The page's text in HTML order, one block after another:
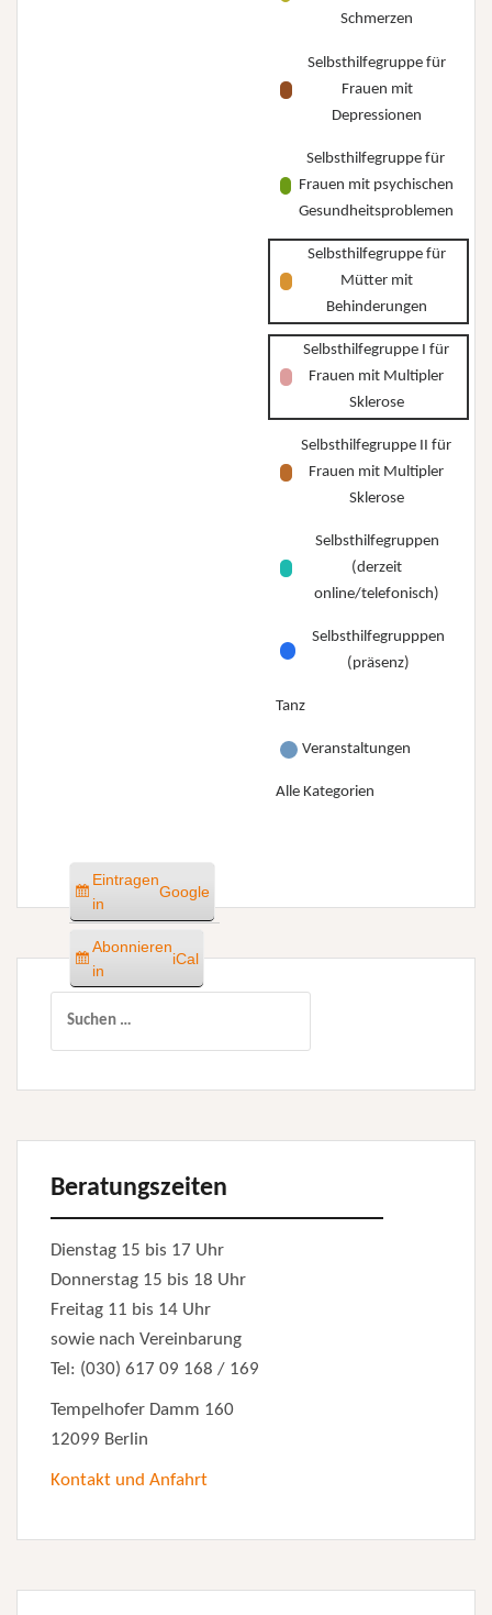
Schmerzen
Selbsthilfegruppe für
Frauen mit
Depressionen
Selbsthilfegruppe für
Frauen mit psychischen
Gesundheitsproblemen
Selbsthilfegruppe für
Mütter mit
Behinderungen
Selbsthilfegruppe I für
Frauen mit Multipler
Sklerose
Selbsthilfegruppe II für
Frauen mit Multipler
Sklerose
Selbsthilfegruppen
(derzeit
online/telefonisch)
Selbsthilfegrupppen
(präsenz)
Tanz
Veranstaltungen
Alle Kategorien
Eintragen
in
Google
Abonnieren
in
iCal
Beratungszeiten
Dienstag 15 bis 17 Uhr
Donnerstag 15 bis 18 Uhr
Freitag 11 bis 14 Uhr
sowie nach Vereinbarung
Tel: (030) 617 09 168 / 169
Tempelhofer Damm 160
12099 Berlin
Kontakt und Anfahrt